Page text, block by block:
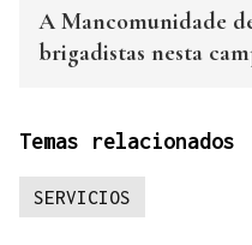
A Mancomunidade
brigadistas nesta
Temas relacionados
SERVICIOS